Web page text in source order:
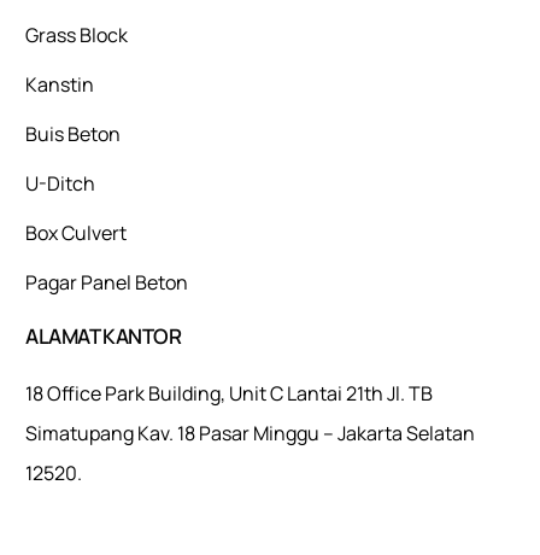
Grass Block
Kanstin
Buis Beton
U-Ditch
Box Culvert
Pagar Panel Beton
ALAMAT KANTOR
18 Office Park Building, Unit C Lantai 21th Jl. TB
Simatupang Kav. 18 Pasar Minggu – Jakarta Selatan
12520.